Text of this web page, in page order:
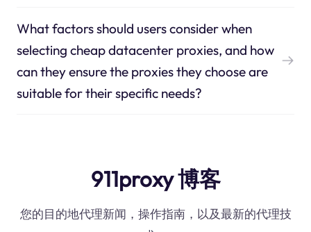
What factors should users consider when
selecting cheap datacenter proxies, and how
can they ensure the proxies they choose are
suitable for their specific needs?
911proxy 博客
您的目的地代理新闻，操作指南，以及最新的代理技